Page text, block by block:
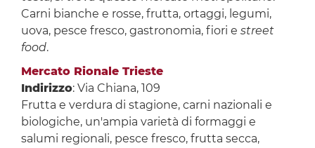
Carni bianche e rosse, frutta, ortaggi, legumi,
uova, pesce fresco, gastronomia, fiori e street
food.
Mercato Rionale Trieste
Indirizzo: Via Chiana, 109
Frutta e verdura di stagione, carni nazionali e
biologiche, un'ampia varietà di formaggi e
salumi regionali, pesce fresco, frutta secca,